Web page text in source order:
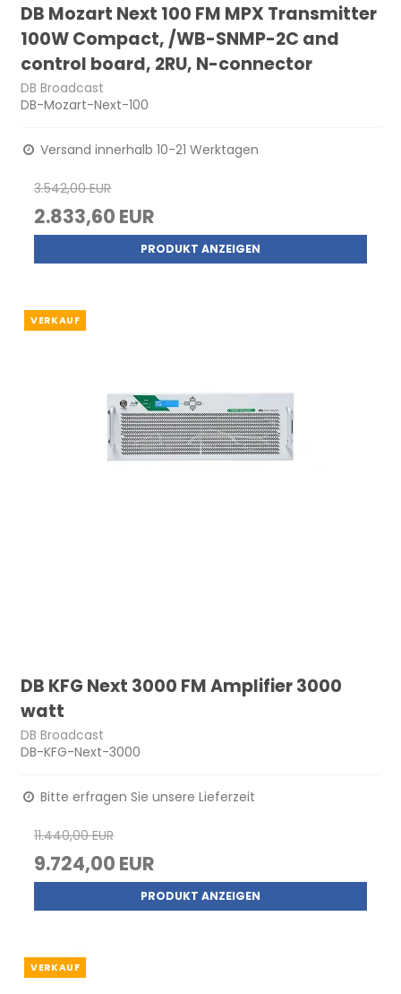
DB Mozart Next 100 FM MPX Transmitter
100W Compact, /WB-SNMP-2C and
control board, 2RU, N-connector
DB Broadcast
DB-Mozart-Next-100
Versand innerhalb 10-21 Werktagen
3.542,00 EUR
2.833,60 EUR
PRODUKT ANZEIGEN
VERKAUF
DB KFG Next 3000 FM Amplifier 3000
watt
DB Broadcast
DB-KFG-Next-3000
Bitte erfragen Sie unsere Lieferzeit
11.440,00 EUR
9.724,00 EUR
PRODUKT ANZEIGEN
VERKAUF